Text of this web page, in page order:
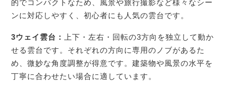
的でコンパクトなため、風景や旅行撮影など様々なシー
ンに対応しやすく、初心者にも人気の雲台です。
3ウェイ雲台：
上下・左右・回転の3方向を独立して動か
せる雲台です。それぞれの方向に専用のノブがあるた
め、微妙な角度調整が得意です。建築物や風景の水平を
丁寧に合わせたい場合に適しています。